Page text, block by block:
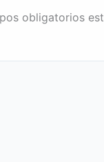
obligatorios